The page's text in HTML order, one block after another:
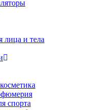
лица и тела
спорта